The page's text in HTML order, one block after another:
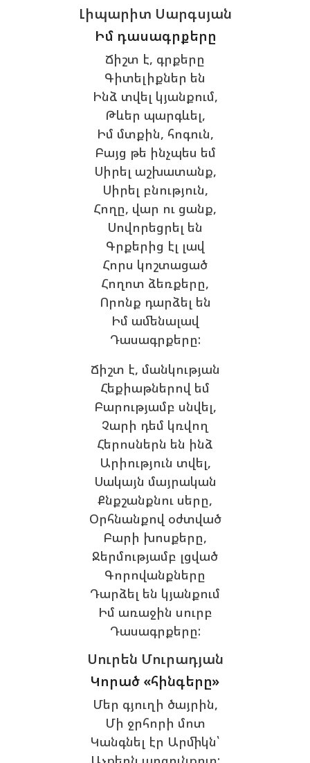
Լիպարիտ Սարգսյան
Իմ դասագրքերը
Ճիշտ է, գրքերը
Գիտելիքներ են
Ինձ տվել կյանքում,
Թևեր պարգևել,
Իմ մտքին, հոգուն,
Բայց թե ինչպես եմ
Սիրել աշխատանք,
Սիրել բնություն,
Հողը, վար ու ցանք,
Սովորեցրել են
Գրքերից էլ լավ
Հորս կոշտացած
Հողոտ ձեռքերը,
Որոնք դարձել են
Իմ ամենալավ
Դասագրքերը:
Ճիշտ է, մանկության
Հեքիաթներով եմ
Բարությամբ սնվել,
Չարի դեմ կռվող
Հերոսներն են ինձ
Արիություն տվել,
Սակայն մայրական
Քնքշանքնու սերը,
Օրհնանքով օժտված
Բարի խոսքերը,
Ջերմությամբ լցված
Գորովանքները
Դարձել են կյանքում
Իմ առաջին սուրբ
Դասագրքերը:
Սուրեն Մուրադյան
Կորած «հինգերը»
Մեր գյուղի ծայրին,
Մի ջրհորի մոտ
Կանգնել էր Արմիկն՝